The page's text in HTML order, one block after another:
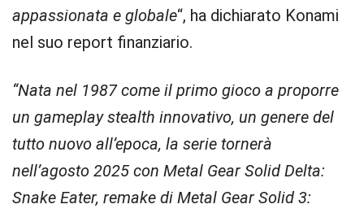
appassionata e globale“, ha dichiarato Konami
nel suo report finanziario.
“Nata nel 1987 come il primo gioco a proporre
un gameplay stealth innovativo, un genere del
tutto nuovo all’epoca, la serie tornerà
nell’agosto 2025 con Metal Gear Solid Delta:
Snake Eater, remake di Metal Gear Solid 3: